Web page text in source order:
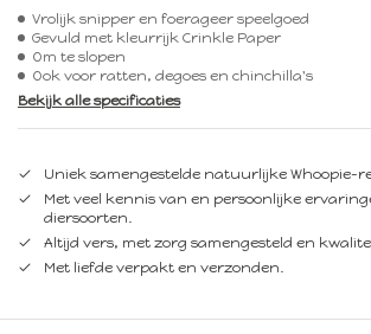
Vrolijk snipper en foerageer speelgoed
Gevuld met kleurrijk Crinkle Paper
Om te slopen
Ook voor ratten, degoes en chinchilla's
Bekijk alle specificaties
Uniek samengestelde natuurlijke Whoopie-
Met veel kennis van en persoonlijke
diersoorten.
Altijd vers, met zorg samengesteld en
Met liefde verpakt en verzonden.